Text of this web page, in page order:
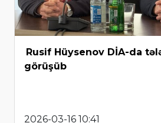
Rusif Hüysenov DİA-da
görüşüb
2026-03-16 10:41